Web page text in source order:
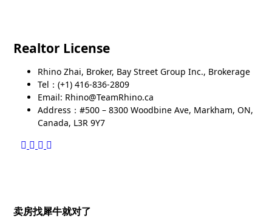
Realtor License
Rhino Zhai, Broker, Bay Street Group Inc., Brokerage
Tel：(+1) 416-836-2809
Email: Rhino@TeamRhino.ca
Address：#500 – 8300 Woodbine Ave, Markham, ON,
Canada, L3R 9Y7
卖房找犀牛就对了